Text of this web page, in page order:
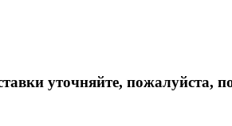
уточняйте, пожалуйста,